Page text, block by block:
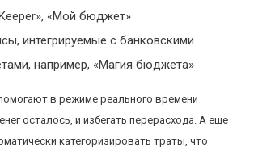
«Мой бюджет»
интегрируемые с банковскими
например, «Магия бюджета»
в режиме реального времени
осталось, и избегать перерасхода. А еще
категоризировать траты, что